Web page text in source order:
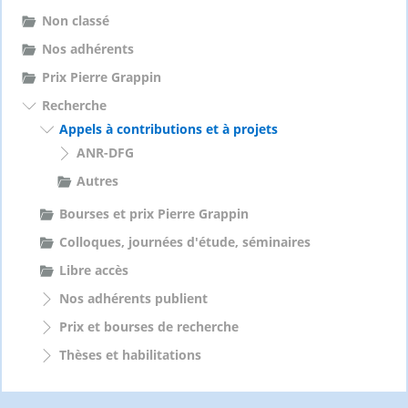
Non classé
Nos adhérents
Prix Pierre Grappin
Recherche
Appels à contributions et à projets
ANR-DFG
Autres
Bourses et prix Pierre Grappin
Colloques, journées d'étude, séminaires
Libre accès
Nos adhérents publient
Prix et bourses de recherche
Thèses et habilitations